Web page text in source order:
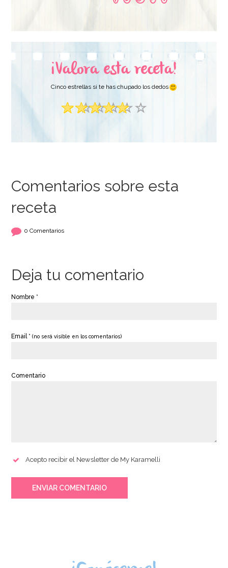
¡Valora esta receta!
Cinco estrellas si te has chupado los dedos
Comentarios sobre esta
receta
0 Comentarios
Deja tu comentario
Nombre *
Email *(no será visible en los comentarios)
Comentario
Acepto recibir el Newsletter de My Karamelli
ENVIAR COMENTARIO